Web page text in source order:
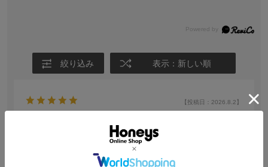
絞り込み 表示：新しい順
【投稿日：2026.8.2】
にっこり顔が、好きで
色：くりまんじゅうにっこり
:ちょうどいい